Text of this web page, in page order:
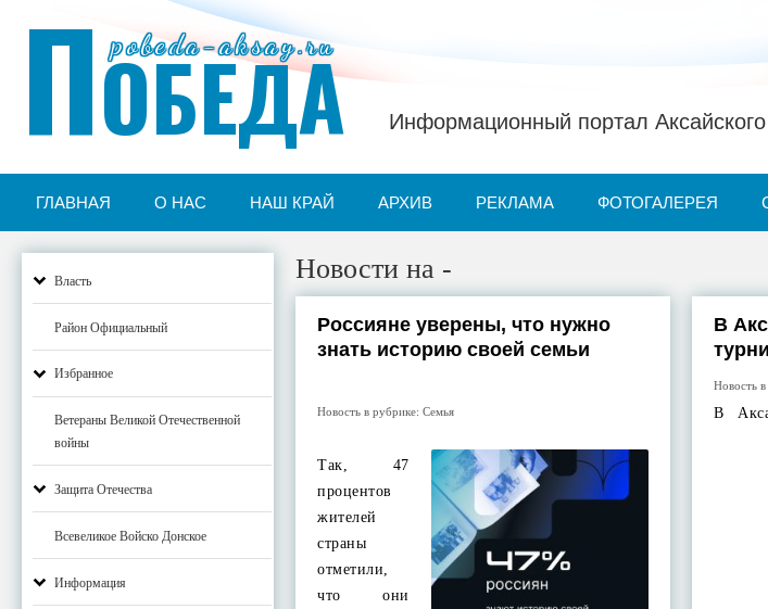
pobeda-aksay.ru
ПОБЕДА Информационный портал
ГЛАВНАЯ О НАС НАШ КРАЙ АРХИВ РЕКЛАМА ФОТОГАЛЕРЕЯ
Власть
Район Официальный
Избранное
Ветераны Великой Отечественной
войны
Защита Отечества
Всевеликое Войско Донское
Информация
Новости на -
Россияне уверены, что нужно
знать историю своей семьи
Новость в рубрике:Семья
Так, 47
процентов
жителей
страны
отметили,
что они
В
Новость
В